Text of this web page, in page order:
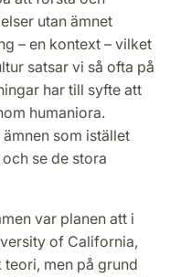
utan ämnet
– en kontext – vilket
satsar vi så ofta på
har till syfte att
humaniora.
som istället
se de stora
var planen att i
of California,
men på grund